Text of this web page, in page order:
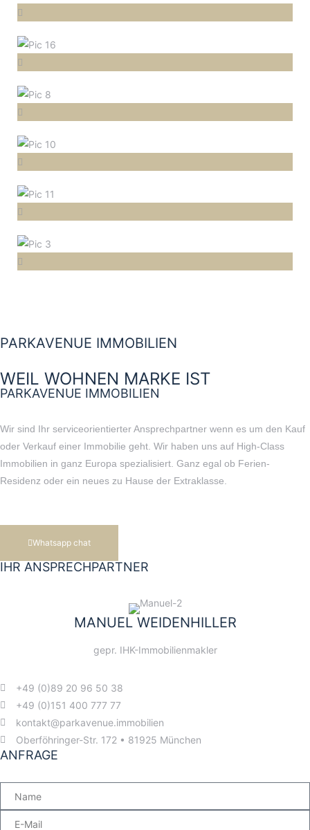
PARKAVENUE IMMOBILIEN
WEIL WOHNEN MARKE IST
PARKAVENUE IMMOBILIEN
Wir sind Ihr serviceorientierter Ansprechpartner wenn es um den Kauf
oder Verkauf einer Immobilie geht. Wir haben uns auf High-Class
Immobilien in ganz Europa spezialisiert. Ganz egal ob Ferien-
Residenz oder ein neues zu Hause der Extraklasse.
Whatsapp chat
IHR ANSPRECHPARTNER
MANUEL WEIDENHILLER
gepr. IHK-Immobilienmakler
+49 (0)89 20 96 50 38
+49 (0)151 400 777 77
kontakt@parkavenue.immobilien
Oberföhringer-Str. 172 • 81925 München
ANFRAGE